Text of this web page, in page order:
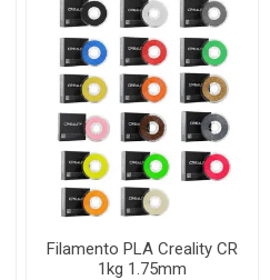
Filamento PLA Creality CR
1kg 1.75mm